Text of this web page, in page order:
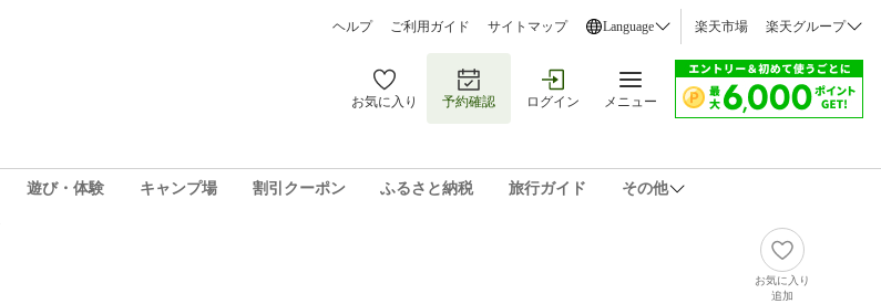
ヘルプ ご利用ガイド サイトマップ Language 楽天市場 楽天グループ
お気に入り 予約確認 ログイン メニュー
遊び・体験 キャンプ場 割引クーポン ふるさと納税 旅行ガイド その他
お気に入り
追加